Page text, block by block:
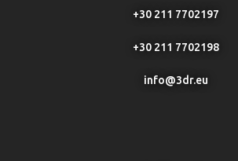
+30 211 7702197
+30 211 7702198
info@3dr.eu